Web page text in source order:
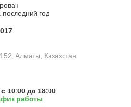
последний год
Алматы, Казахстан
10:00 до 18:00
работы